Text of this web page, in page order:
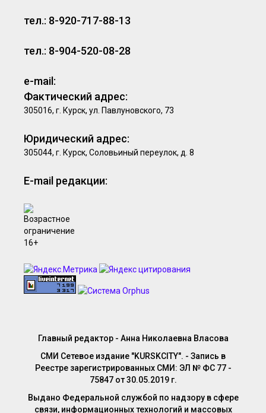
тел.: 8-920-717-88-13
тел.: 8-904-520-08-28
e-mail:
Фактический адрес:
305016, г. Курск, ул. Павлуновского, 73
Юридический адрес:
305044, г. Курск, Соловьиный переулок, д. 8
E-mail редакции:
Главный редактор - Анна Николаевна Власова
СМИ Сетевое издание "KURSKCITY". - Запись в
Реестре зарегистрированных СМИ: ЭЛ № ФС 77 -
75847 от 30.05.2019 г.
Выдано Федеральной службой по надзору в сфере
связи, информационных технологий и массовых